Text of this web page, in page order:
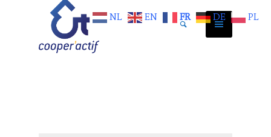
NL EN FR DE PL